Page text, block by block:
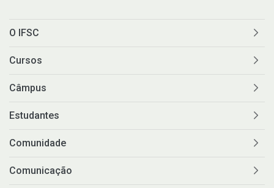
O IFSC
Cursos
Câmpus
Estudantes
Comunidade
Comunicação